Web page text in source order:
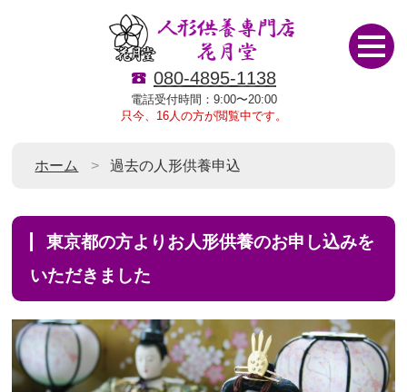
080-4895-1138
電話受付時間：9:00〜20:00
只今、16人の方が閲覧中です。
ホーム 過去の人形供養申込
東京都の方よりお人形供養のお申し込みを
いただきました